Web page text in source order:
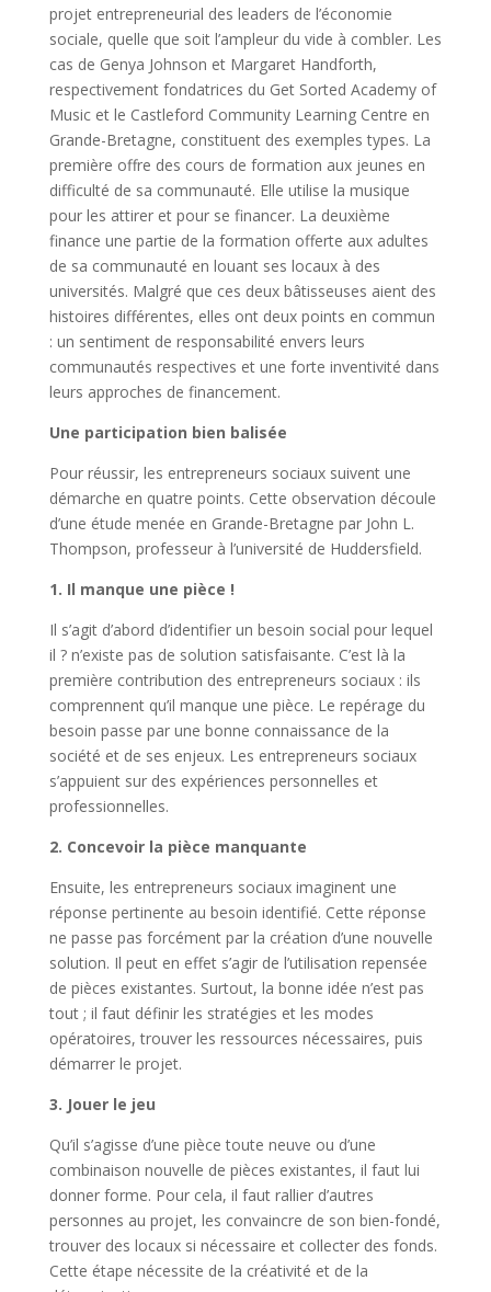
projet entrepreneurial des leaders de l’économie
sociale, quelle que soit l’ampleur du vide à combler. Les
cas de Genya Johnson et Margaret Handforth,
respectivement fondatrices du Get Sorted Academy of
Music et le Castleford Community Learning Centre en
Grande-Bretagne, constituent des exemples types. La
première offre des cours de formation aux jeunes en
difficulté de sa communauté. Elle utilise la musique
pour les attirer et pour se financer. La deuxième
finance une partie de la formation offerte aux adultes
de sa communauté en louant ses locaux à des
universités. Malgré que ces deux bâtisseuses aient des
histoires différentes, elles ont deux points en commun
: un sentiment de responsabilité envers leurs
communautés respectives et une forte inventivité dans
leurs approches de financement.
Une participation bien balisée
Pour réussir, les entrepreneurs sociaux suivent une
démarche en quatre points. Cette observation découle
d’une étude menée en Grande-Bretagne par John L.
Thompson, professeur à l’université de Huddersfield.
1. Il manque une pièce !
Il s’agit d’abord d’identifier un besoin social pour lequel
il ? n’existe pas de solution satisfaisante. C’est là la
première contribution des entrepreneurs sociaux : ils
comprennent qu’il manque une pièce. Le repérage du
besoin passe par une bonne connaissance de la
société et de ses enjeux. Les entrepreneurs sociaux
s’appuient sur des expériences personnelles et
professionnelles.
2. Concevoir la pièce manquante
Ensuite, les entrepreneurs sociaux imaginent une
réponse pertinente au besoin identifié. Cette réponse
ne passe pas forcément par la création d’une nouvelle
solution. Il peut en effet s’agir de l’utilisation repensée
de pièces existantes. Surtout, la bonne idée n’est pas
tout ; il faut définir les stratégies et les modes
opératoires, trouver les ressources nécessaires, puis
démarrer le projet.
3. Jouer le jeu
Qu’il s’agisse d’une pièce toute neuve ou d’une
combinaison nouvelle de pièces existantes, il faut lui
donner forme. Pour cela, il faut rallier d’autres
personnes au projet, les convaincre de son bien-fondé,
trouver des locaux si nécessaire et collecter des fonds.
Cette étape nécessite de la créativité et de la